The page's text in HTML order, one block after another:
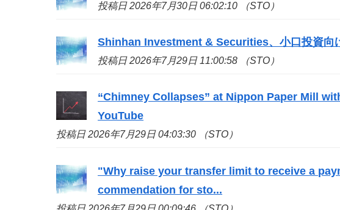
投稿日 2026年7月30日 06:02:10 （STO）
Shinhan Investment & Securities、小口投資向
投稿日 2026年7月29日 11:00:58 （STO）
“Chimney Collapses” at Nippon Paper Mill
YouTube
投稿日 2026年7月29日 04:03:30 （STO）
"Why raise your transfer limit to receive a
commendation forsto...